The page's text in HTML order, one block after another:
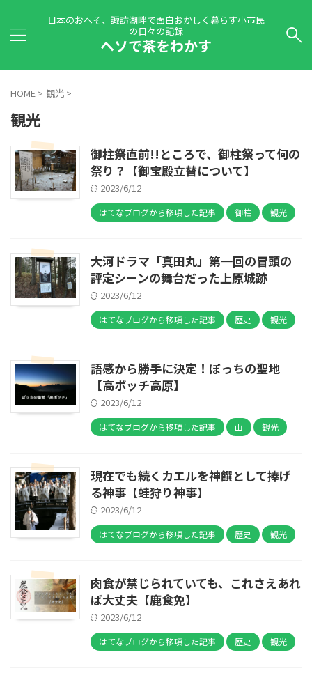
日本のおへそ、諏訪湖畔で面白おかしく暮らす小市民
の日々の記録
ヘソで茶をわかす
HOME > 観光 >
観光
御柱祭直前!!ところで、御柱祭って何の
祭り？【御宝殿立替について】
2023/6/12
はてなブログから移項した記事 御柱 観光
大河ドラマ「真田丸」第一回の冒頭の
評定シーンの舞台だった上原城跡
2023/6/12
はてなブログから移項した記事 歴史 観光
語感から勝手に決定！ぼっちの聖地
【高ボッチ高原】
2023/6/12
はてなブログから移項した記事 山 観光
現在でも続くカエルを神饌として捧げ
る神事【蛙狩り神事】
2023/6/12
はてなブログから移項した記事 歴史 観光
肉食が禁じられていても、これさえあれ
ば大丈夫【鹿食免】
2023/6/12
はてなブログから移項した記事 歴史 観光